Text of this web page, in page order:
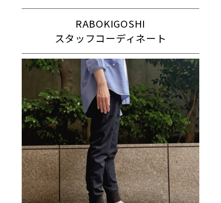
RABOKIGOSHI
スタッフコーディネート